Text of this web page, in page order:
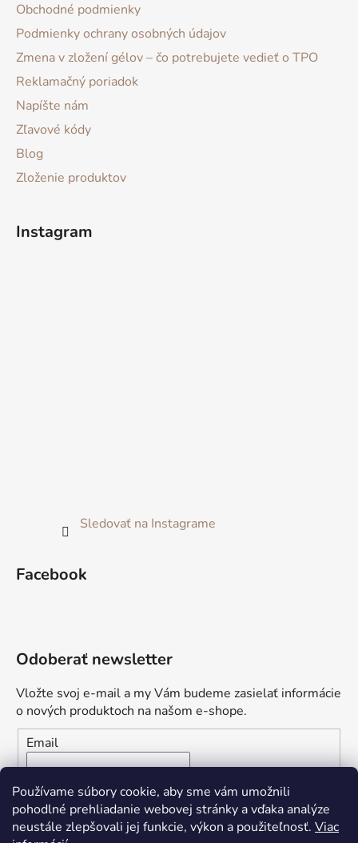
Používame súbory cookie, aby sme vám umožnili
pohodlné prehliadanie webovej stránky a vďaka analýze
neustále zlepšovali jej funkcie, výkon a použiteľnosť. Viac
Obchodné podmienky
Podmienky ochrany osobných údajov
Zmena v zložení gélov – čo potrebujete vedieť o TPO
Reklamačný poriadok
Napíšte nám
Zľavové kódy
Blog
Zloženie produktov
Instagram
Sledovať na Instagrame
Facebook
Odoberať newsletter
Vložte svoj e-mail a my Vám budeme zasielať informácie
o nových produktoch na našom e-shope.
Email
Vložením e-mailu súhlasíte s
podmienkami ochrany
osobných údajov
PRIHLÁSIŤ SA